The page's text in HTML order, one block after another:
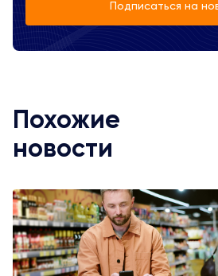
Подписаться на
Похожие
новости